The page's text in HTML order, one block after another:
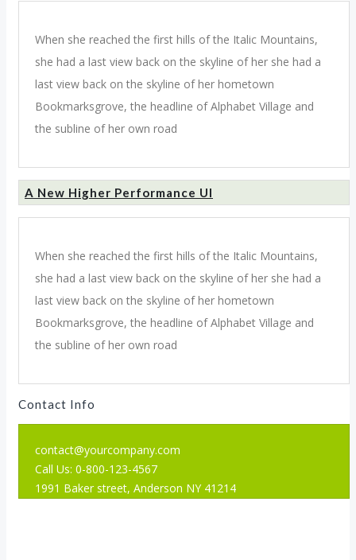
When she reached the first hills of the Italic Mountains,
she had a last view back on the skyline of her she had a
last view back on the skyline of her hometown
Bookmarksgrove, the headline of Alphabet Village and
the subline of her own road
A New Higher Performance UI
When she reached the first hills of the Italic Mountains,
she had a last view back on the skyline of her she had a
last view back on the skyline of her hometown
Bookmarksgrove, the headline of Alphabet Village and
the subline of her own road
Contact Info
contact@yourcompany.com
Call Us: 0-800-123-4567
1991 Baker street, Anderson NY 41214